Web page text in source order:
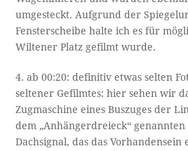
umgesteckt. Aufgrund der
Fensterscheibe halte ich es für
Wiltener Platz gefilmt wurde.
4. ab 00:20: definitiv etwas selten
seltener Gefilmtes: hier sehen wir
Zugmaschine eines Buszuges der
dem „Anhängerdreieck“
Dachsignal, das das Vorhandensein